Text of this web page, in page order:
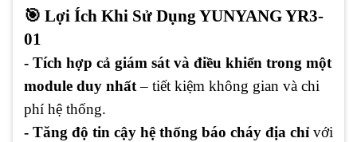
🎯 Lợi Ích Khi Sử Dụng YUNYANG YR3-
01
- Tích hợp cả giám sát và điều khiển trong một
module duy nhất– tiết kiệm không gian và chi
phí hệ thống.
- Tăng độ tin cậy hệ thống báo cháy địa chỉ với